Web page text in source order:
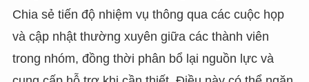
Chia sẻ tiến độ nhiệm vụ thông qua các cuộc họp
và cập nhật thường xuyên giữa các thành viên
trong nhóm, đồng thời phân bổ lại nguồn lực và